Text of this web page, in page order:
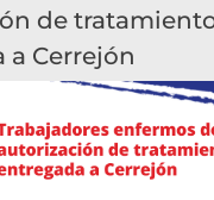
de
a Cerrejón